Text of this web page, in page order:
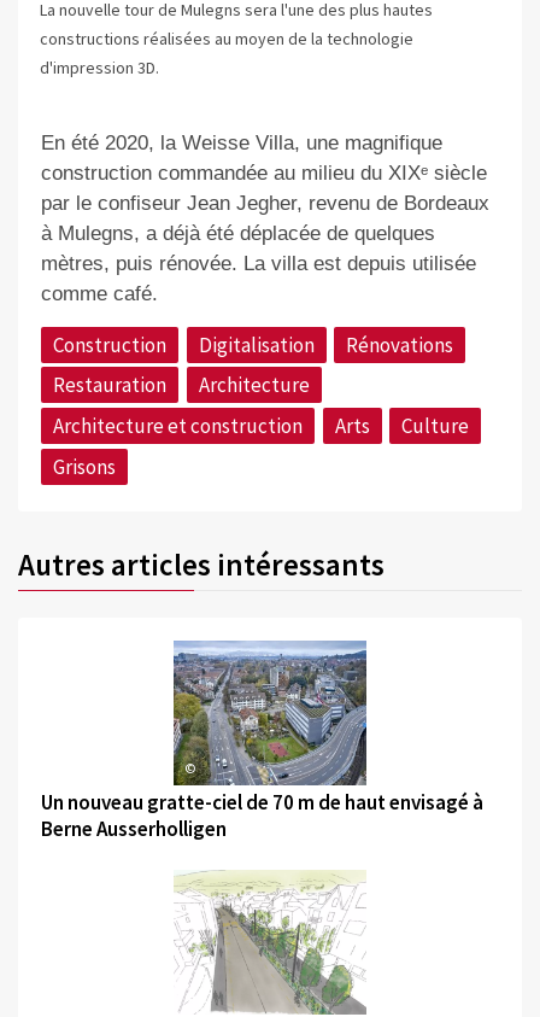
La nouvelle tour de Mulegns sera l'une des plus hautes
constructions réalisées au moyen de la technologie
d'impression 3D.
En été 2020, la Weisse Villa, une magnifique
construction commandée au milieu du XIXᵉ siècle
par le confiseur Jean Jegher, revenu de Bordeaux
à Mulegns, a déjà été déplacée de quelques
mètres, puis rénovée. La villa est depuis utilisée
comme café.
Construction Digitalisation
Rénovations
Restauration
Architecture
Architecture et construction
Arts
Culture
Grisons
Autres articles intéressants
©
Un nouveau gratte-ciel de 70 m de haut envisagé à
Berne Ausserholligen
©